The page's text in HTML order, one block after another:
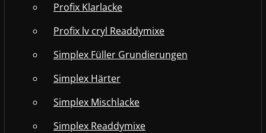
Profix Klarlacke
Profix lv cryl Readdymixe
Simplex Füller Grundierungen
Simplex Härter
Simplex Mischlacke
Simplex Readdymixe